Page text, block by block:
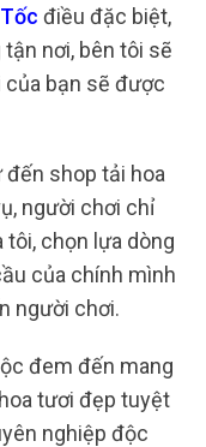
điều đặc biệt,
nơi, bên tôi sẽ
bạn sẽ được
shop tải hoa
người chơi chỉ
chọn lựa dòng
của chính mình
người chơi.
đem đến mang
tươi đẹp tuyệt
nghiệp độc